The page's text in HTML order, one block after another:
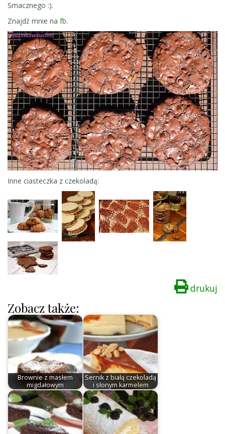
Smacznego :).
Znajdź mnie na fb.
Inne ciasteczka z czekoladą:
drukuj
Zobacz także:
Brownie z masłem
migdałowym
Sernik z białą czekoladą
i słonym karmelem